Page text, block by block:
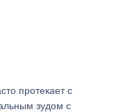
протекает с
зудом с